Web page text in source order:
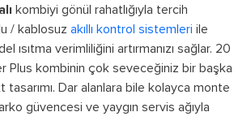
kombiyi gönül rahatlığıyla tercih
/ kablosuz akıllı kontrol sistemleri ile
ısıtma verimliliğini artırmanızı sağlar. 20
Plus kombinin çok seveceğiniz bir başka
Dar alanlara bile kolayca monte
güvencesi ve yaygın servis ağıyla